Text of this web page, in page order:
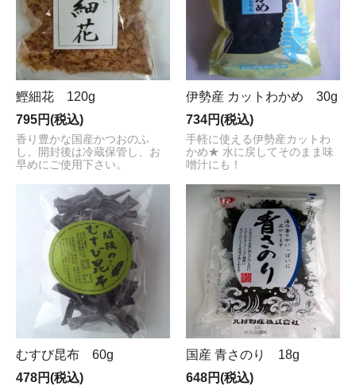
鰹細花 120g
795円(税込)
香り豊かな国産かつおのふ
し。開封後は冷蔵保管し、お
早めにご使用下さい。
伊勢産 カットわかめ 30g
734円(税込)
手軽に使える伊勢産カットわ
かめ★ 水に戻してそのまま味
噌汁にも！
むすび昆布 60g
478円(税込)
国産 青さのり 18g
648円(税込)